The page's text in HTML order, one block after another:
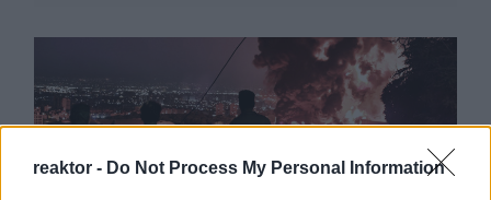
reaktor - Do Not Process My Personal Information